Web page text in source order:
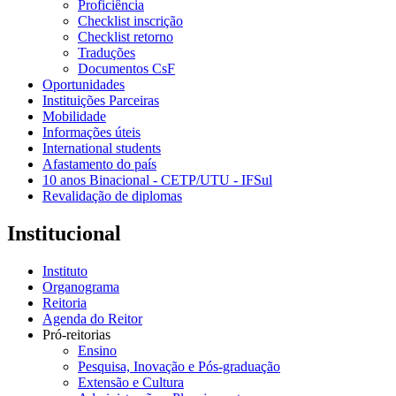
Proficiência
Checklist inscrição
Checklist retorno
Traduções
Documentos CsF
Oportunidades
Instituições Parceiras
Mobilidade
Informações úteis
International students
Afastamento do país
10 anos Binacional - CETP/UTU - IFSul
Revalidação de diplomas
Institucional
Instituto
Organograma
Reitoria
Agenda do Reitor
Pró-reitorias
Ensino
Pesquisa, Inovação e Pós-graduação
Extensão e Cultura